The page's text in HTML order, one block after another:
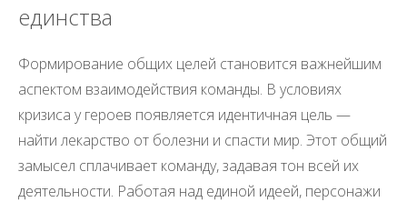
единства
Формирование общих целей становится важнейшим
аспектом взаимодействия команды. В условиях
кризиса у героев появляется идентичная цель —
найти лекарство от болезни и спасти мир. Этот общий
замысел сплачивает команду, задавая тон всей их
деятельности. Работая над единой идеей, персонажи